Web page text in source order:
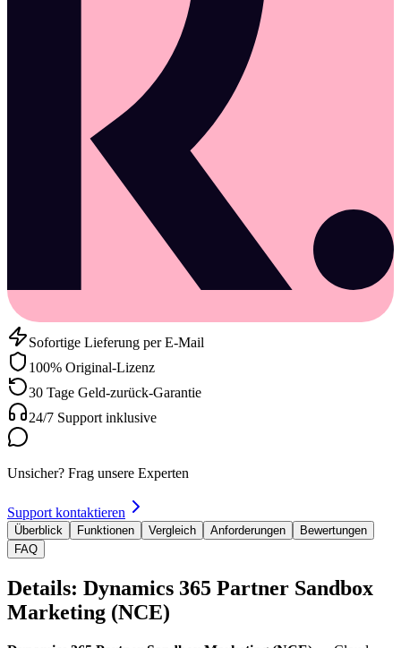
Sofortige Lieferung per E-Mail
100% Original-Lizenz
30 Tage Geld-zurück-Garantie
24/7 Support inklusive
Unsicher? Frag unsere Experten
Support kontaktieren
Überblick Funktionen Vergleich Anforderungen
Bewertungen
FAQ
Details: Dynamics 365 Partner Sandbox
Marketing (NCE)